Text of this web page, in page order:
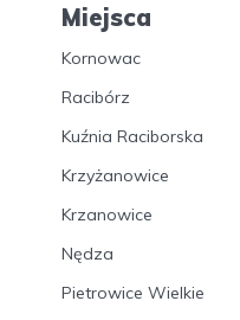
Miejsca
Kornowac
Racibórz
Kuźnia Raciborska
Krzyżanowice
Krzanowice
Nędza
Pietrowice Wielkie